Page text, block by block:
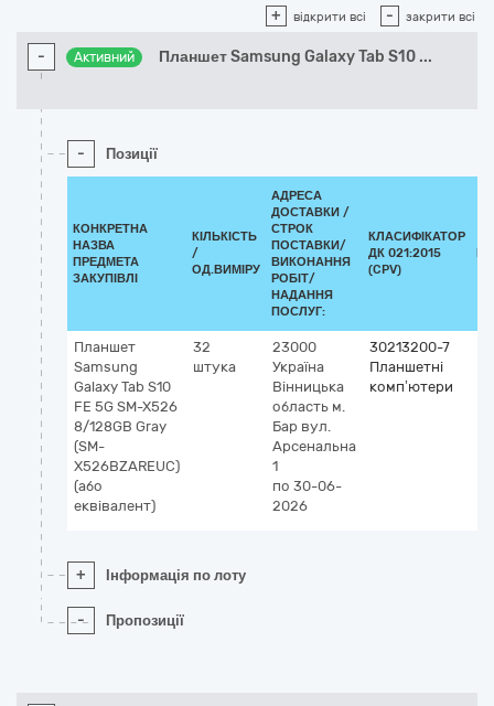
+ відкрити всі - закрити всі
- Активний Планшет Samsung Galaxy Tab S10 ...
- Позиції
КОНКРЕТНА
НАЗВА
ПРЕДМЕТА
ЗАКУПІВЛІ
КІЛЬКІСТЬ
/
ОД.ВИМІРУ
АДРЕСА
ДОСТАВКИ /
СТРОК
ПОСТАВКИ/
ВИКОНАННЯ
РОБІТ/
НАДАННЯ
ПОСЛУГ:
КЛАСИФІКАТОР
ДК 021:2015
(CPV)
Планшет
Samsung
Galaxy Tab S10
FE 5G SM-X526
8/128GB Gray
(SM-
X526BZAREUC)
(або
еквівалент)
32
штука
23000
Україна
Вінницька
область м.
Бар вул.
Арсенальна
1
по 30-06-
2026
30213200-7
Планшетні
комп’ютери
+ Інформація по лоту
- Пропозиції